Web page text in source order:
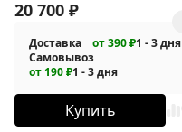
20 700 ₽
Доставка от 390 ₽1 - 3 дня
Самовывоз
от 190 ₽1 - 3 дня
Купить